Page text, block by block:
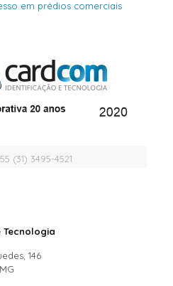
em prédios comerciais
(31) 3495-4521
146